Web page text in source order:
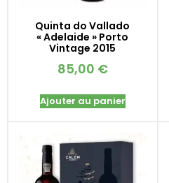
Quinta do Vallado
« Adelaide » Porto
Vintage 2015
85,00 €
Ajouter au panier